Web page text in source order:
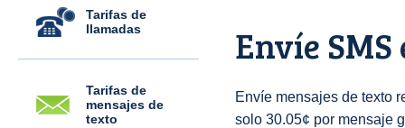
Tarifas de
llamadas
Tarifas de
mensajes de
texto
Envíe
Envíe mensajes de texto
solo 30.05¢ por mensaje